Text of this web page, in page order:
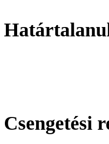
Csengetési